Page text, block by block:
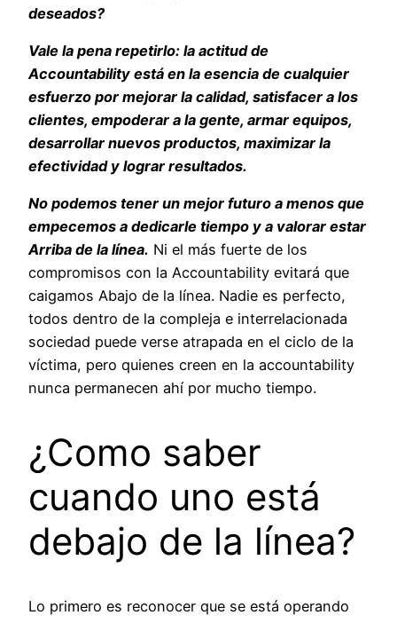
deseados?
Vale la pena repetirlo: la actitud de
Accountability está en la esencia de cualquier
esfuerzo por mejorar la calidad, satisfacer a los
clientes, empoderar a la gente, armar equipos,
desarrollar nuevos productos, maximizar la
efectividad y lograr resultados.
No podemos tener un mejor futuro a menos que
empecemos a dedicarle tiempo y a valorar estar
Arriba de la línea. Ni el más fuerte de los
compromisos con la Accountability evitará que
caigamos Abajo de la línea. Nadie es perfecto,
todos dentro de la compleja e interrelacionada
sociedad puede verse atrapada en el ciclo de la
víctima, pero quienes creen en la accountability
nunca permanecen ahí por mucho tiempo.
¿Como saber
cuando uno está
debajo de la línea?
Lo primero es reconocer que se está operando